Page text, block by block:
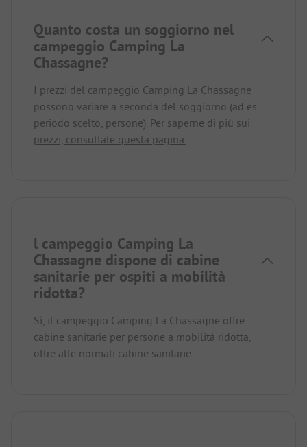
Quanto costa un soggiorno nel
campeggio Camping La
Chassagne?
I prezzi del campeggio Camping La Chassagne
possono variare a seconda del soggiorno (ad es.
periodo scelto, persone). Per saperne di più sui
prezzi, consultate questa pagina.
l campeggio Camping La
Chassagne dispone di cabine
sanitarie per ospiti a mobilità
ridotta?
Sì, il campeggio Camping La Chassagne offre
cabine sanitarie per persone a mobilità ridotta,
oltre alle normali cabine sanitarie.